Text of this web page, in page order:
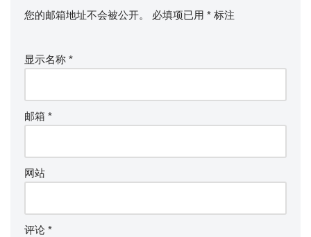
您的邮箱地址不会被公开。 必填项已用 * 标注
显示名称 *
邮箱 *
网站
评论 *